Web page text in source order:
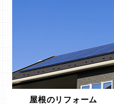
屋根のリフォーム